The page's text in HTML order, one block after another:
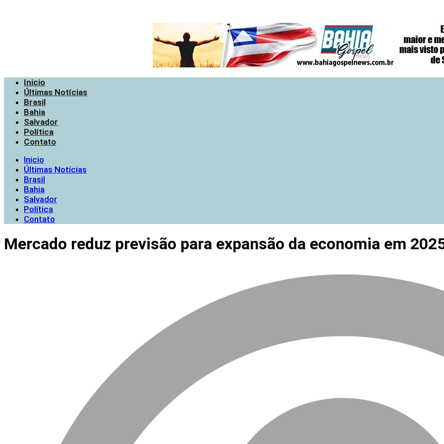
Inicio
Últimas Notícias
Brasil
Bahia
Salvador
Política
Contato
Inicio
Últimas Notícias
Brasil
Bahia
Salvador
Política
Contato
Mercado reduz previsão para expansão da economia em